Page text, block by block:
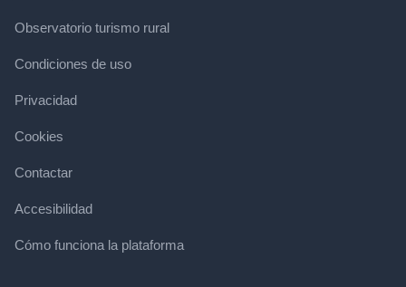
Observatorio turismo rural
Condiciones de uso
Privacidad
Cookies
Contactar
Accesibilidad
Cómo funciona la plataforma